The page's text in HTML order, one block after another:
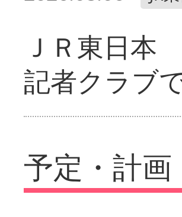
ＪＲ東日本
記者クラブ
予定・計画